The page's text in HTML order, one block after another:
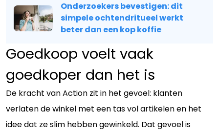
Onderzoekers bevestigen: dit
simpele ochtendritueel werkt
beter dan een kop koffie
Goedkoop voelt vaak
goedkoper dan het is
De kracht van Action zit in het gevoel: klanten
verlaten de winkel met een tas vol artikelen en het
idee dat ze slim hebben gewinkeld. Dat gevoel is